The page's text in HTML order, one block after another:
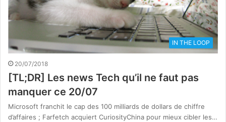
IN THE LOOP
20/07/2018
[TL;DR] Les news Tech qu’il ne faut pas
manquer ce 20/07
Microsoft franchit le cap des 100 milliards de dollars de chiffre
d’affaires ; Farfetch acquiert CuriosityChina pour mieux cibler les…